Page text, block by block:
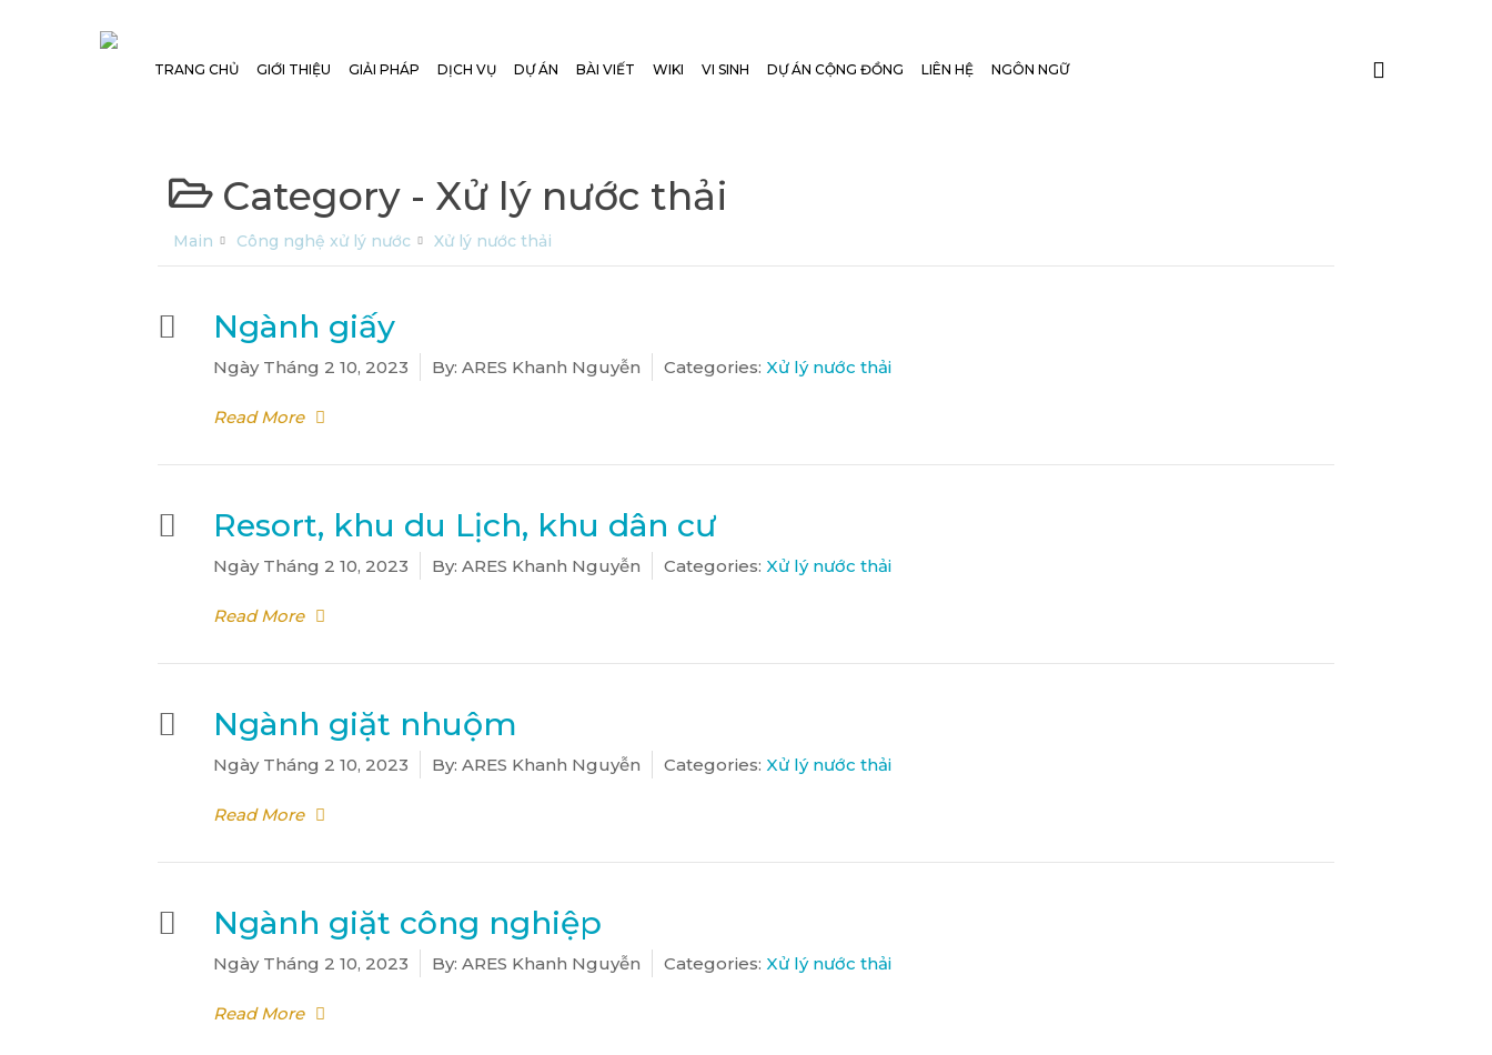
TRANG CHỦ GIỚI THIỆU GIẢI PHÁP DỊCH VỤ DỰ ÁN BÀI VIẾT WIKI VI SINH DỰ ÁN CỘNG ĐỒNG LIÊN HỆ NGÔN NGỮ
Category - Xử lý nước thải
Main Công nghệ xử lý nước Xử lý nước thải
Ngành giấy
NgàyTháng 2 10, 2023 By: ARES Khanh Nguyễn Categories: Xử lý nước thải
Read More
Resort, khu du Lịch, khu dân cư
NgàyTháng 2 10, 2023 By: ARES Khanh Nguyễn Categories: Xử lý nước thải
Read More
Ngành giặt nhuộm
NgàyTháng 2 10, 2023 By: ARES Khanh Nguyễn Categories: Xử lý nước thải
Read More
Ngành giặt công nghiệp
NgàyTháng 2 10, 2023 By: ARES Khanh Nguyễn Categories: Xử lý nước thải
Read More